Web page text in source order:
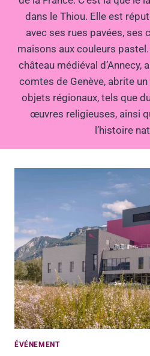
dans le Thiou. Elle est
avec ses rues pavées, ses
maisons aux couleurs
château médiéval d’Annecy,
comtes de Genève, abrite
objets régionaux, tels que
œuvres religieuses, ainsi
l’histoire
ÉVÉNEMENT